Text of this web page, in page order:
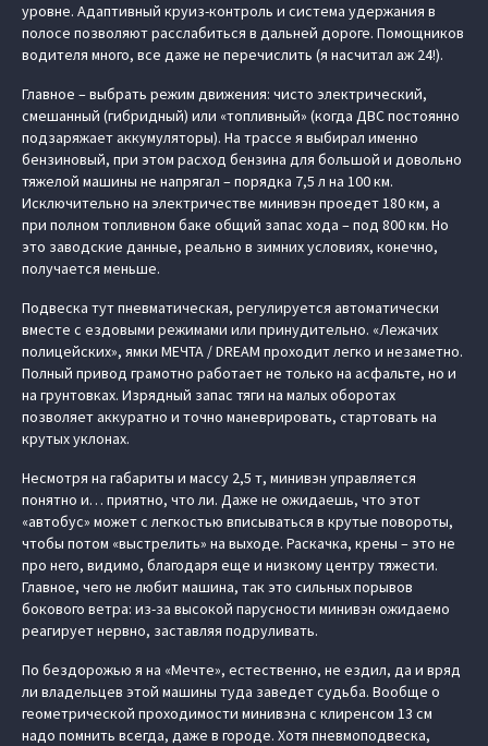
уровне. Адаптивный круиз-контроль и система удержания в
полосе позволяют расслабиться в дальней дороге. Помощников
водителя много, все даже не перечислить (я насчитал аж 24!).
Главное – выбрать режим движения: чисто электрический,
смешанный (гибридный) или «топливный» (когда ДВС постоянно
подзаряжает аккумуляторы). На трассе я выбирал именно
бензиновый, при этом расход бензина для большой и довольно
тяжелой машины не напрягал – порядка 7,5 л на 100 км.
Исключительно на электричестве минивэн проедет 180 км, а
при полном топливном баке общий запас хода – под 800 км. Но
это заводские данные, реально в зимних условиях, конечно,
получается меньше.
Подвеска тут пневматическая, регулируется автоматически
вместе с ездовыми режимами или принудительно. «Лежачих
полицейских», ямки МЕЧТА / DREAM проходит легко и незаметно.
Полный привод грамотно работает не только на асфальте, но и
на грунтовках. Изрядный запас тяги на малых оборотах
позволяет аккуратно и точно маневрировать, стартовать на
крутых уклонах.
Несмотря на габариты и массу 2,5 т, минивэн управляется
понятно и… приятно, что ли. Даже не ожидаешь, что этот
«автобус» может с легкостью вписываться в крутые повороты,
чтобы потом «выстрелить» на выходе. Раскачка, крены – это не
про него, видимо, благодаря еще и низкому центру тяжести.
Главное, чего не любит машина, так это сильных порывов
бокового ветра: из-за высокой парусности минивэн ожидаемо
реагирует нервно, заставляя подруливать.
По бездорожью я на «Мечте», естественно, не ездил, да и вряд
ли владельцев этой машины туда заведет судьба. Вообще о
геометрической проходимости минивэна с клиренсом 13 см
надо помнить всегда, даже в городе. Хотя пневмоподвеска,